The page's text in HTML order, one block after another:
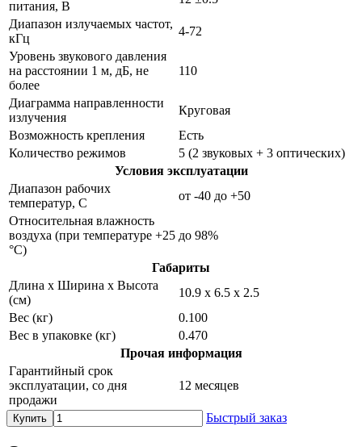
питания, В
Диапазон излучаемых частот,
кГц
4-72
Уровень звукового давления
на расстоянии 1 м, дБ, не
более
110
Диаграмма направленности
излучения
Круговая
Возможность крепления
Есть
Количество режимов
5 (2 звуковых + 3 оптических)
Условия эксплуатации
Диапазон рабочих
температур, С
от -40 до +50
Относительная влажность
воздуха (при температуре +25
°С)
до 98%
Габариты
Длина х Ширина х Высота
(см)
10.9 х 6.5 х 2.5
Вес (кг)
0.100
Вес в упаковке (кг)
0.470
Прочая информация
Гарантийный срок
эксплуатации, со дня
продажи
12 месяцев
Купить Быстрый заказ